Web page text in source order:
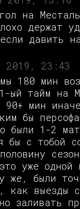
на
держат
давить
2019, 23:43
180 мин
ый тайм на
90+ мин
бы
были 1-2
бы с тобой
уже одной
же, были
как выезды
заливать